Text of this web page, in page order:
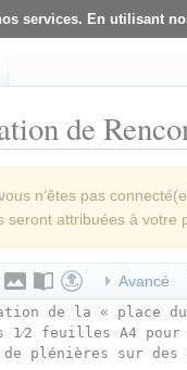
services. En utilisant
de
n’êtes pas
seront attribuées à votre
Avancé